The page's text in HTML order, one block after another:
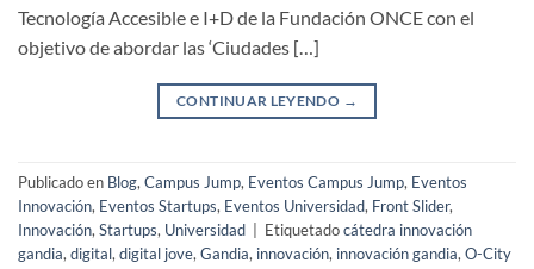
Tecnología Accesible e I+D de la Fundación ONCE con el
objetivo de abordar las ‘Ciudades […]
CONTINUAR LEYENDO →
Publicado en Blog, Campus Jump, Eventos Campus Jump, Eventos
Innovación, Eventos Startups, Eventos Universidad, Front Slider,
Innovación, Startups, Universidad Etiquetadocátedra innovación
gandia, digital, digital jove, Gandia, innovación, innovación gandia, O-City